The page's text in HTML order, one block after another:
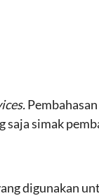
saja simak
digunakan